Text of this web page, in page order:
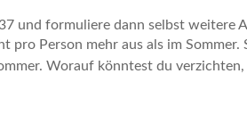
und formuliere dann selbst weitere
pro Person mehr aus als im
Worauf könntest du